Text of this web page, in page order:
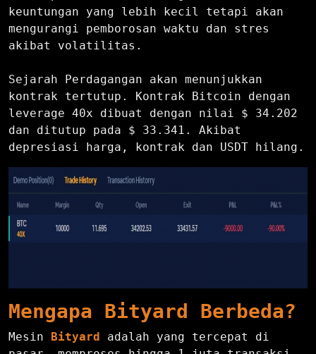
keuntungan yang lebih kecil tetapi akan
mengurangi pemborosan waktu dan stres
akibat volatilitas.
Sejarah Perdagangan akan menunjukkan
kontrak tertutup. Kontrak Bitcoin dengan
leverage 40x dibuat dengan nilai $ 34.202
dan ditutup pada $ 33.341. Akibat
depresiasi harga, kontrak dan USDT hilang.
Mengapa Bityard Berbeda?
Mesin Bityard adalah yang tercepat di